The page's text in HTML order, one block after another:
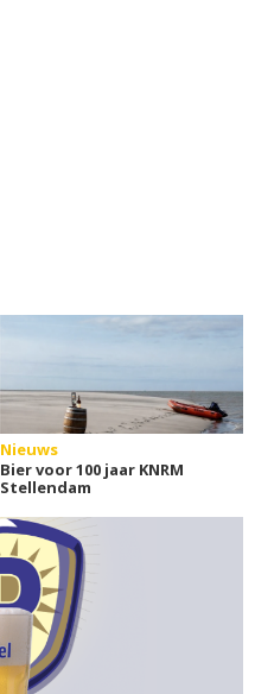
Nieuws
Bier voor 100 jaar KNRM
Stellendam